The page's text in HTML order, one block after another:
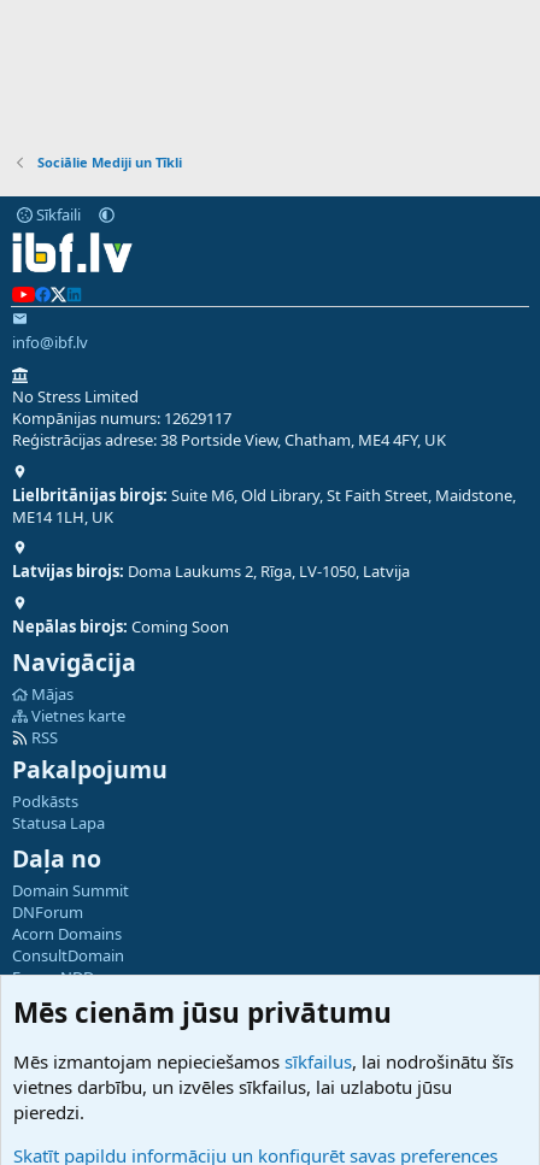
Sociālie Mediji un Tīkli
Sīkfaili
info@ibf.lv
No Stress Limited
Kompānijas numurs: 12629117
Reģistrācijas adrese: 38 Portside View, Chatham, ME4 4FY, UK
Lielbritānijas birojs: Suite M6, Old Library, St Faith Street, Maidstone,
ME14 1LH, UK
Latvijas birojs: Doma Laukums 2, Rīga, LV-1050, Latvija
Nepālas birojs: Coming Soon
Navigācija
Mājas
Vietnes karte
RSS
Pakalpojumu
Podkāsts
Statusa Lapa
Daļa no
Domain Summit
DNForum
Acorn Domains
ConsultDomain
ForumNDD
Domainforum.ro
27.be
Hostmaria
Atbalsts
Palīdzība
Mēs cienām jūsu privātumu
Mēs izmantojam nepieciešamos sīkfailus, lai nodrošinātu šīs
vietnes darbību, un izvēles sīkfailus, lai uzlabotu jūsu
pieredzi.
Skatīt papildu informāciju un konfigurēt savas preferences